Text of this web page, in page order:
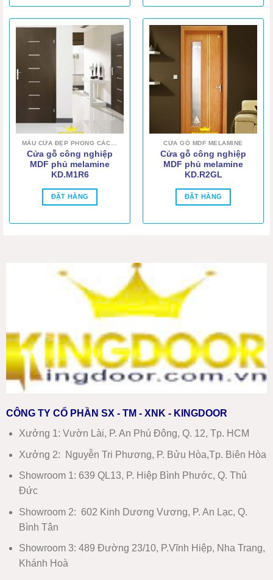
MẪU CỬA ĐẸP PHONG CÁCH HIỆN ĐẠI
Cửa gỗ công nghiệp
MDF phủ melamine
KD.M1R6
ĐẶT HÀNG
CỬA GỖ MDF MELAMINE
Cửa gỗ công nghiệp
MDF phủ melamine
KD.R2GL
ĐẶT HÀNG
CÔNG TY CỔ PHẦN SX - TM - XNK - KINGDOOR
Xưởng 1: Vườn Lài, P. An Phú Đông, Q. 12, Tp. HCM
Xưởng 2: Nguyễn Tri Phương, P. Bửu Hòa,Tp. Biên Hòa
Showroom 1: 639 QL13, P. Hiệp Bình Phước, Q. Thủ
Đức
Showroom 2: 602 Kinh Dương Vương, P. An Lạc, Q.
Bình Tân
Showroom 3: 489 Đường 23/10, P.Vĩnh Hiệp, Nha Trang,
Khánh Hoà